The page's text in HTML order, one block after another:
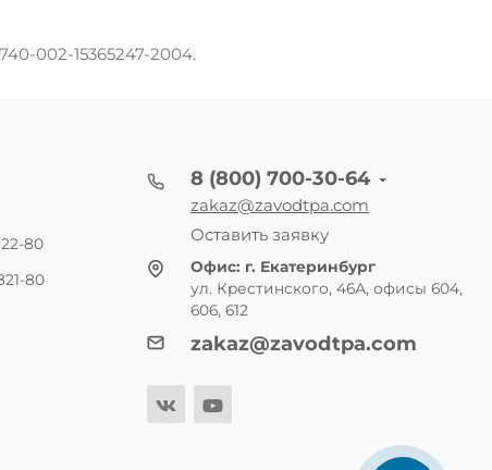
002-15365247-2004.
80
80
8 (800) 700-30-64
zakaz@zavodtpa.com
Оставить заявку
Офис: г. Екатеринбург
ул. Крестинского, 46А, офисы 604,
606, 612
zakaz@zavodtpa.com